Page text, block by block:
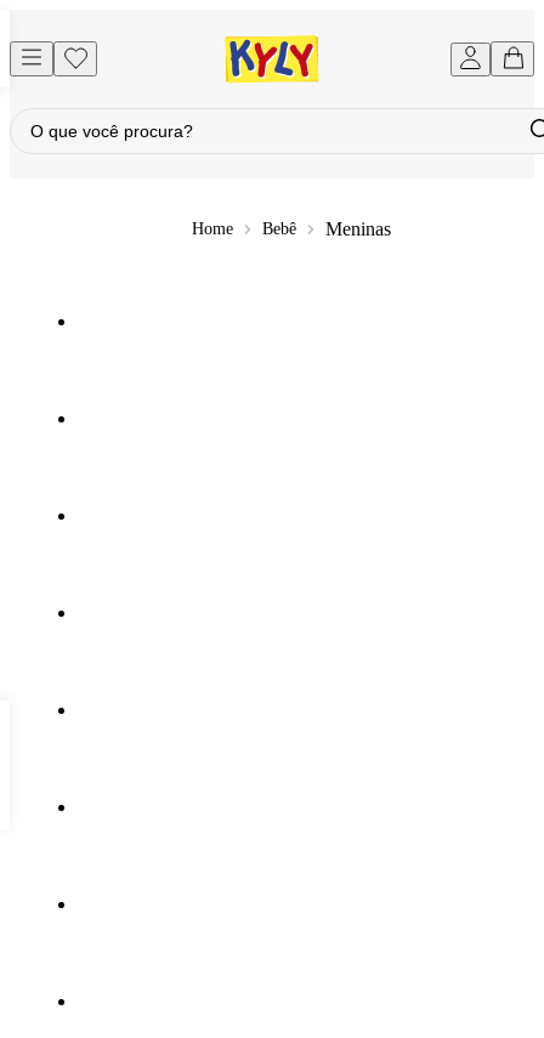
Bebê Meninas